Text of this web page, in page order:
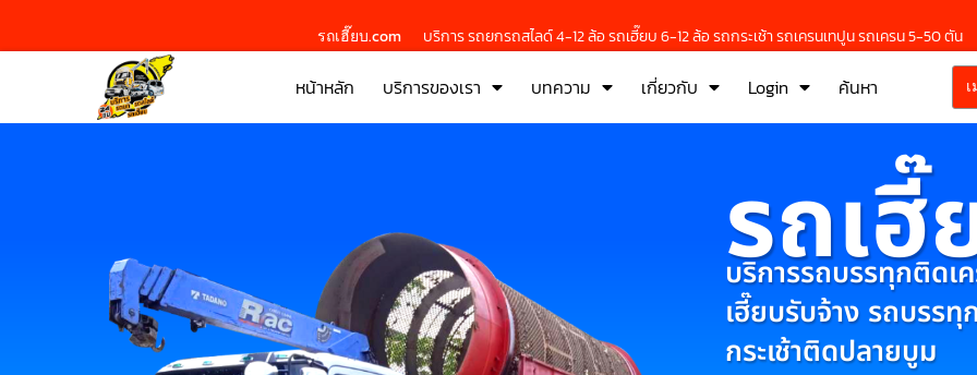
รถเฮี๊ยบ.com บริการ รถยกรถสไลด์ 4-12 ล้อ รถเฮี๊ยบ 6-12 ล้อ รถกระเช้า รถเครนเทปูน รถเครน 5-50 ตัน
หน้าหลัก บริการของเรา บทความ เกี่ยวกับ Login ค้นหา
รถเฮี๊
บริการรถบรรทุกติดเ
เฮี๊ยบรับจ้าง รถบรรทุ
กระเช้าติดปลายบูม